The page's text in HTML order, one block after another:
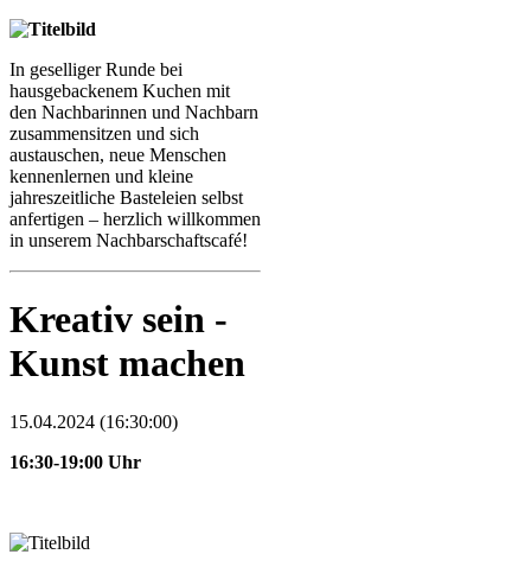
In geselliger Runde bei
hausgebackenem Kuchen mit
den Nachbarinnen und Nachbarn
zusammensitzen und sich
austauschen, neue Menschen
kennenlernen und kleine
jahreszeitliche Basteleien selbst
anfertigen – herzlich willkommen
in unserem Nachbarschaftscafé!
Kreativ sein -
Kunst machen
15.04.2024 (16:30:00)
16:30-19:00 Uhr